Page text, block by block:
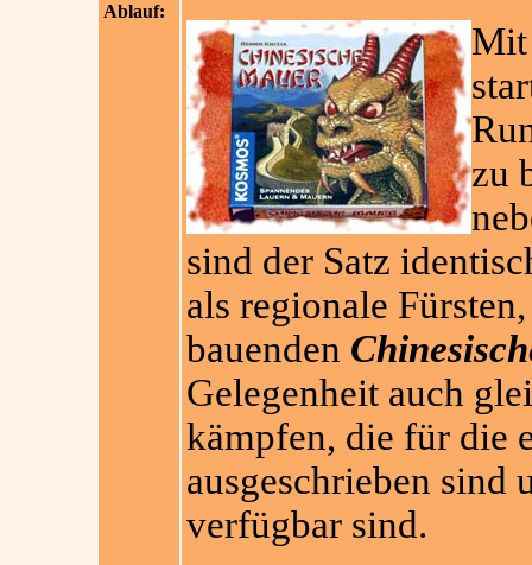
Ablauf:
Mit
zu
sind der Satz
als regionale
bauenden
Gelegenheit auch
kämpfen, die für die
ausgeschrieben sind
verfügbar sind.